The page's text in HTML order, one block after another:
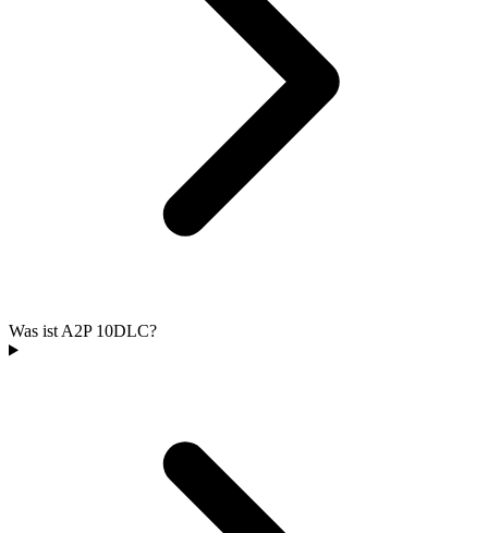
Was ist A2P 10DLC?